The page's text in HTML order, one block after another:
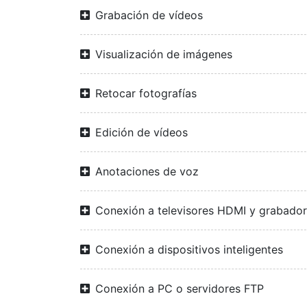
Grabación de vídeos
Visualización de imágenes
Retocar fotografías
Edición de vídeos
Anotaciones de voz
Conexión a televisores HDMI y
Conexión a dispositivos inteligentes
Conexión a PC o servidores FTP